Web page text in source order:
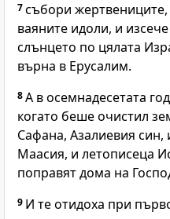
7събори
ваяните идоли, и
слънцето по цялата
върна в Ерусалим.
8А в осемнадесетата
когато беше очистил
Сафана, Азалиевия син,
Маасия, и летописеца
поправят дома на
9 И те отидоха при